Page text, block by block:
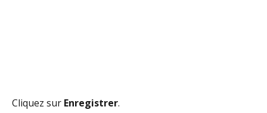
Cliquez sur Enregistrer.